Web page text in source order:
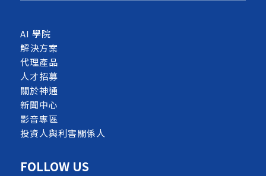
AI 學院
解決方案
代理產品
人才招募
關於神通
新聞中心
影音專區
投資人與利害關係人
FOLLOW US